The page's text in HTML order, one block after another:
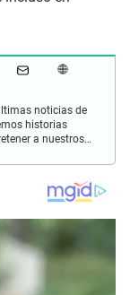
noticias de
historias
a nuestros